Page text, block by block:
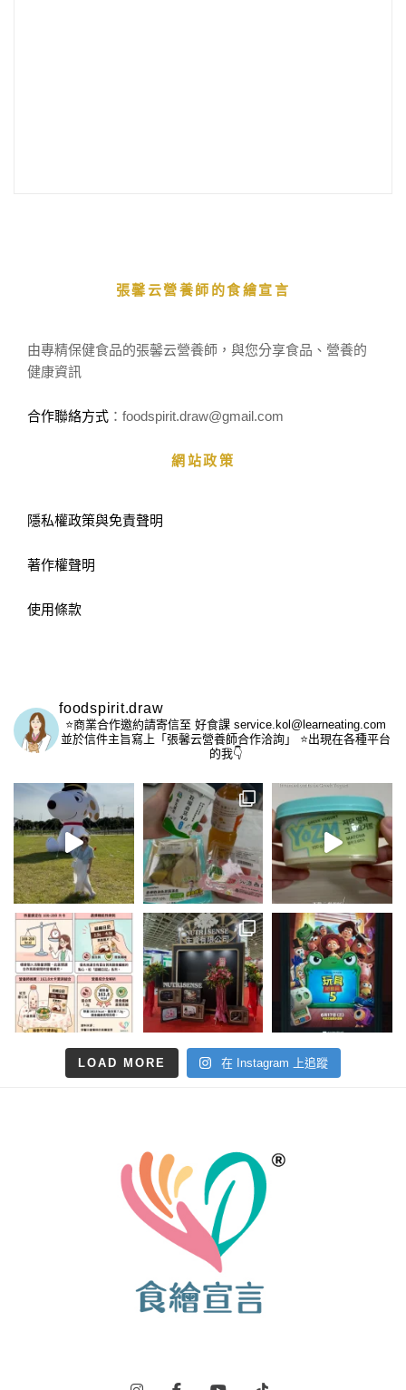
張馨云營養師的食繪宣言
由專精保健食品的張馨云營養師，與您分享食品、營養的
健康資訊
合作聯絡方式 ：foodspirit.draw@gmail.com
網站政策
隱私權政策與免責聲明
著作權聲明
使用條款
foodspirit.draw
⭐️商業合作邀約請寄信至 好食課 service.kol@learneating.com
並於信件主旨寫上「張馨云營養師合作洽詢」
⭐️出現在各種平台
的我👇
LOAD MORE 在 Instagram 上追蹤